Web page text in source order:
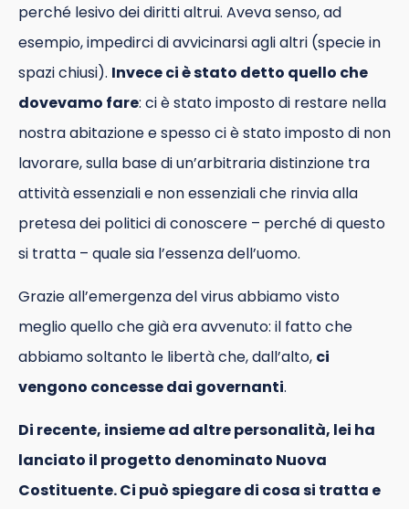
perché lesivo dei diritti altrui. Aveva senso, ad
esempio, impedirci di avvicinarsi agli altri (specie in
spazi chiusi). Invece ci è stato detto quello che
dovevamo fare: ci è stato imposto di restare nella
nostra abitazione e spesso ci è stato imposto di non
lavorare, sulla base di un’arbitraria distinzione tra
attività essenziali e non essenziali che rinvia alla
pretesa dei politici di conoscere – perché di questo
si tratta – quale sia l’essenza dell’uomo.
Grazie all’emergenza del virus abbiamo visto
meglio quello che già era avvenuto: il fatto che
abbiamo soltanto le libertà che, dall’alto, ci
vengono concesse dai governanti.
Di recente, insieme ad altre personalità, lei ha
lanciato il progetto denominato Nuova
Costituente. Ci può spiegare di cosa si tratta e